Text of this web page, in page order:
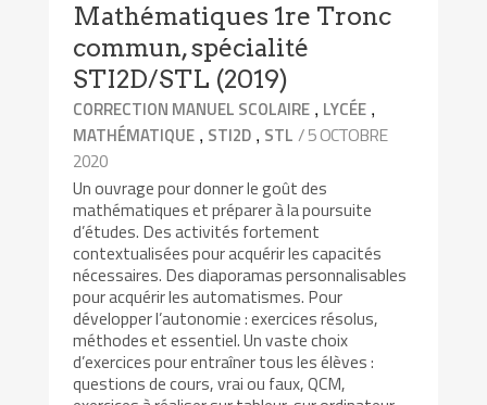
Mathématiques 1re Tronc
commun, spécialité
STI2D/STL (2019)
CORRECTION MANUEL SCOLAIRE , LYCÉE ,
MATHÉMATIQUE , STI2D , STL / 5 OCTOBRE
2020
Un ouvrage pour donner le goût des
mathématiques et préparer à la poursuite
d’études. Des activités fortement
contextualisées pour acquérir les capacités
nécessaires. Des diaporamas personnalisables
pour acquérir les automatismes. Pour
développer l’autonomie : exercices résolus,
méthodes et essentiel. Un vaste choix
d’exercices pour entraîner tous les élèves :
questions de cours, vrai ou faux, QCM,